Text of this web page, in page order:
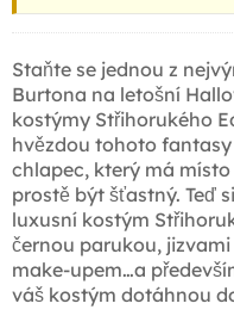
Staňte se jednou z
Burtona na letošní
kostýmy Střihorukého
hvězdou tohoto
chlapec, který má
prostě být šťastný. Teď
luxusní kostým
černou parukou,
make-upem…a
váš kostým dotáhnou